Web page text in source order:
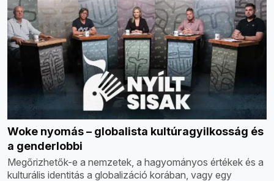
Woke nyomás – globalista kultúragyilkosság és
a genderlobbi
Megőrizhetők-e a nemzetek, a hagyományos értékek és a
kulturális identitás a globalizáció korában, vagy egy